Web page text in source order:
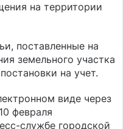
на территории
поставленные на
земельного участка
на учет.
виде через
февраля
службе городской